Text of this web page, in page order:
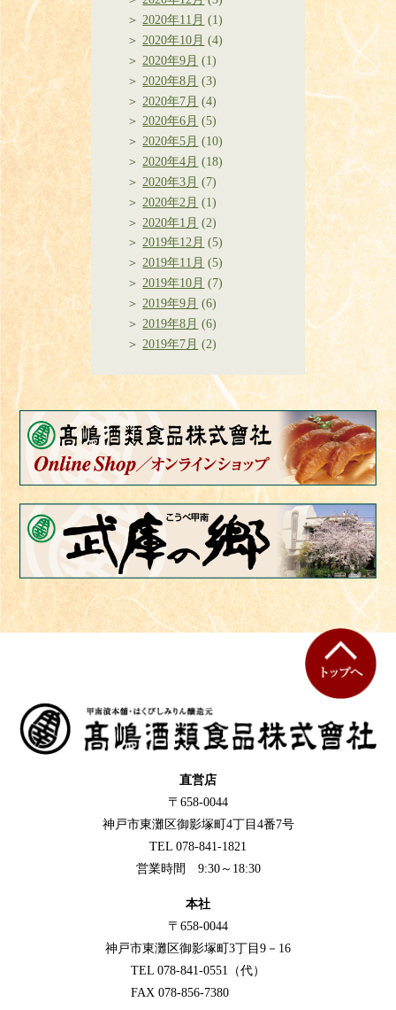
2020年11月 (1)
2020年10月 (4)
2020年9月 (1)
2020年8月 (3)
2020年7月 (4)
2020年6月 (5)
2020年5月 (10)
2020年4月 (18)
2020年3月 (7)
2020年2月 (1)
2020年1月 (2)
2019年12月 (5)
2019年11月 (5)
2019年10月 (7)
2019年9月 (6)
2019年8月 (6)
2019年7月 (2)
直営店
〒658-0044
神戸市東灘区御影塚町4丁目4番7号
TEL 078-841-1821
営業時間 9:30～18:30
本社
〒658-0044
神戸市東灘区御影塚町3丁目9－16
TEL 078-841-0551（代）
FAX 078-856-7380